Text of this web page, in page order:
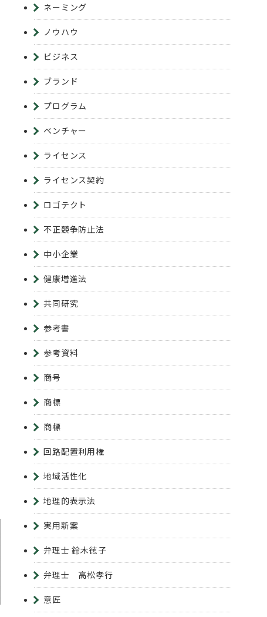
ネーミング
ノウハウ
ビジネス
ブランド
プログラム
ベンチャー
ライセンス
ライセンス契約
ロゴテクト
不正競争防止法
中小企業
健康増進法
共同研究
参考書
参考資料
商号
商標
商標
回路配置利用権
地域活性化
地理的表示法
実用新案
弁理士 鈴木徳子
弁理士 高松孝行
意匠